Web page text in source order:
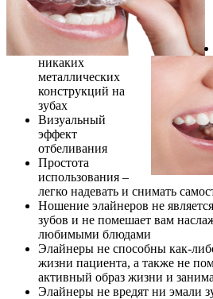
никаких
металлических
конструкций на
зубах
Визуальный
эффект
отбеливания
Простота
использования –
легко надевать и снимать
Ношение элайнеров не
зубов и не помешает вам
любимыми блюдами
Элайнеры не способны как-
жизни пациента, а также не
активный образ жизни и
Элайнеры не вредят ни эмали